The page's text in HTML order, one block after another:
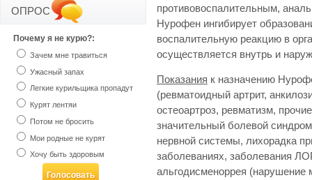
противовоспалительным,
Нурофен ингибирует
воспалительную реакцию в
осуществляется внутрь и
Показания к назначению
(ревматоидный артрит,
остеоартроз, ревматизм,
значительный болевой
нервной системы, лихорадка
заболеваниях, заболевания
альгодисменоррея (нарушение
ОПРОС
Почему я не курю?:
Зачем мне травиться
Ужасный запах
Легкие курильщика пропадут
Курят лентяи
Потом не бросить
Мои родные не курят
Хочу быть здоровым